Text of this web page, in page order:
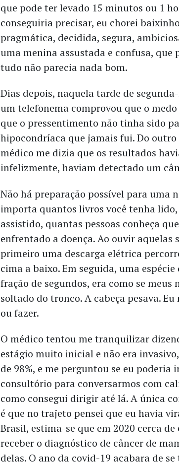
que pode ter levado 15 minutos ou 1
conseguiria precisar, eu chorei
pragmática, decidida, segura,
uma menina assustada e confusa, que
tudo não parecia nada bom.
Dias depois, naquela tarde de
um telefonema comprovou que o
que o pressentimento não tinha sido
hipocondríaca que jamais fui. Do
médico me dizia que os resultados
infelizmente, haviam detectado um
Não há preparação possível para uma
importa quantos livros você tenha
assistido, quantas pessoas conheça
enfrentado a doença. Ao ouvir aquelas
primeiro uma descarga elétrica
cima a baixo. Em seguida, uma
fração de segundos, era como se meus
soltado do tronco. A cabeça pesava.
ou fazer.
O médico tentou me tranquilizar
estágio muito inicial e não era
de 98%, e me perguntou se eu poderia
consultório para conversarmos com
como consegui dirigir até lá. A única
é que no trajeto pensei que eu havia
Brasil, estima-se que em 2020 cerca
receber o diagnóstico de câncer de
delas. O ano da covid-19 acabara de